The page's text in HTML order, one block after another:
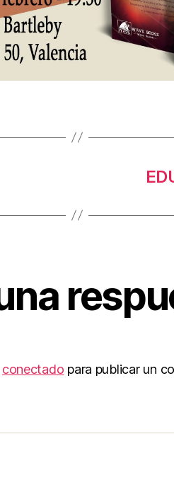
conectado para publicar un